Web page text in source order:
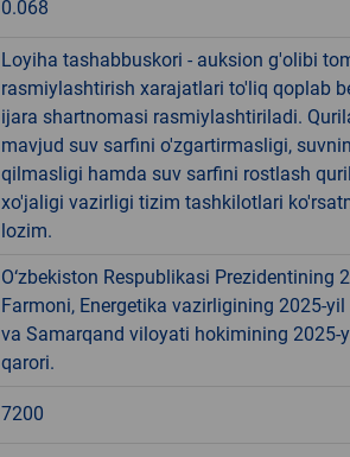
0.068
Loyiha tashabbuskori - auksion g'olibi
rasmiylashtirish xarajatlari to'liq qoplab
ijara shartnomasi rasmiylashtiriladi.
mavjud suv sarfini o'zgartirmasligi,
qilmasligi hamda suv sarfini rostlash
xo'jaligi vazirligi tizim tashkilotlari
lozim.
O‘zbekiston Respublikasi Prezidentining
Farmoni, Energetika vazirligining 2025-
va Samarqand viloyati hokimining 2025-
qarori.
7200